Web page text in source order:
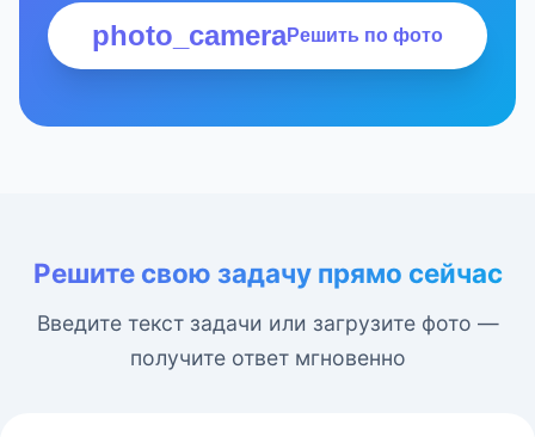
photo_cameraРешить по фото
Решите свою задачу прямо сейчас
Введите текст задачи или загрузите фото —
получите ответ мгновенно